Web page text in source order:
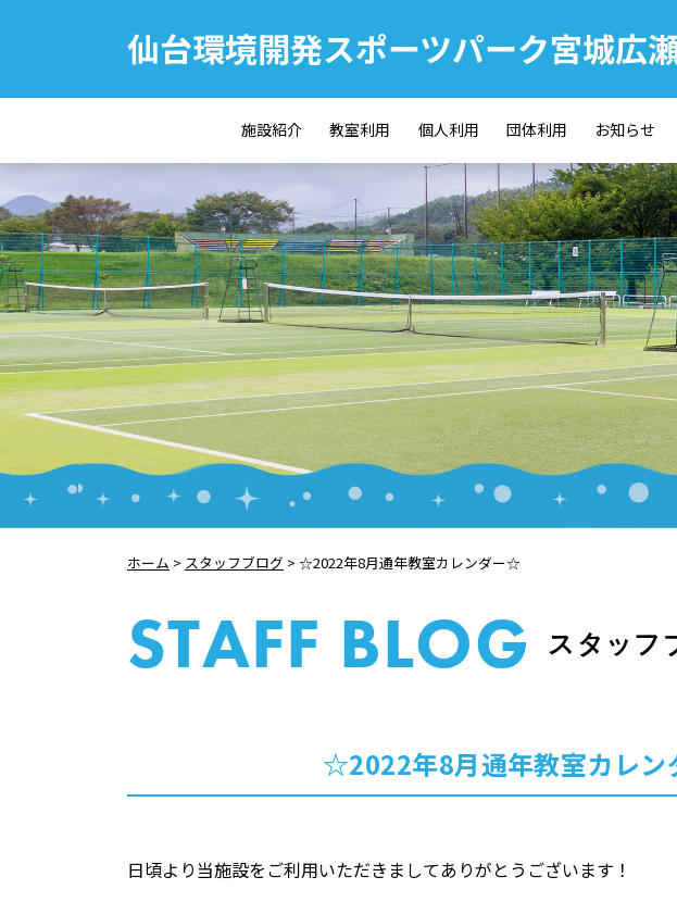
仙台環境開発スポーツパーク宮城広
施設紹介 教室利用 個人利用 団体利用 お知らせ
ホーム > スタッフブログ > ☆2022年8月通年教室カレンダー☆
STAFF BLOG スタッフ
☆2022年8月通年教室カレ
日頃より当施設をご利用いただきましてありがとうございます！